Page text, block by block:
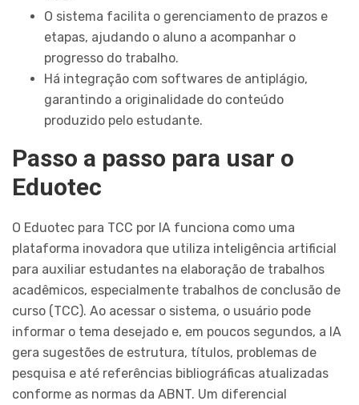
O sistema facilita o gerenciamento de prazos e
etapas, ajudando o aluno a acompanhar o
progresso do trabalho.
Há integração com softwares de antiplágio,
garantindo a originalidade do conteúdo
produzido pelo estudante.
Passo a passo para usar o
Eduotec
O Eduotec para TCC por IA funciona como uma
plataforma inovadora que utiliza inteligência artificial
para auxiliar estudantes na elaboração de trabalhos
acadêmicos, especialmente trabalhos de conclusão de
curso (TCC). Ao acessar o sistema, o usuário pode
informar o tema desejado e, em poucos segundos, a IA
gera sugestões de estrutura, títulos, problemas de
pesquisa e até referências bibliográficas atualizadas
conforme as normas da ABNT. Um diferencial